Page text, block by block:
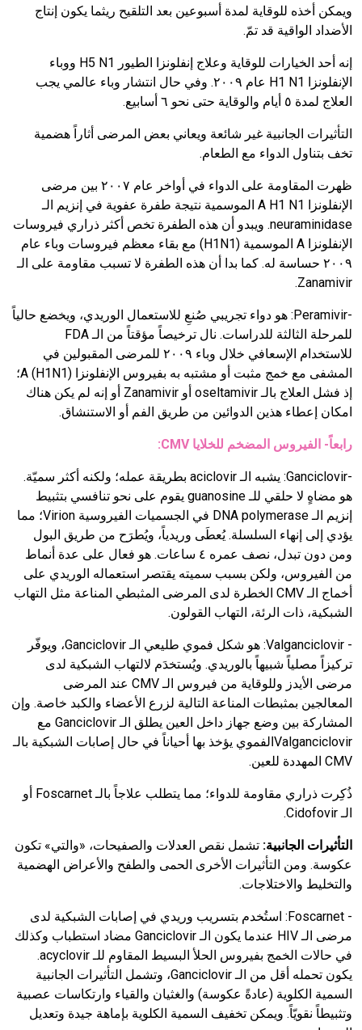
ويمكن أخذه للوقاية لمدة أسبوعين بعد التلقيح ريثما يكون إنتاج
الأضداد الواقية قد تمّ.
إنه أحد الخيارات للوقاية وعلاج إنفلونزا الطيور H5 N1 ووباء
الإنفلونزا H1 N1
عام ٢٠٠٩. وفي حال انتشار وباء عالمي يجب
العلاج لمدة ٥ أيام والوقاية حتى نحو ٦ أسابيع.
التأثيرات الجانبية غير شائعة ويعاني بعض المرضى أثاراً هضمية
تخف بتناول الدواء مع الطعام.
ظهرت المقاومة على الدواء في أواخر عام ٢٠٠٧ بين مرضى
الإنفلونزا A H1 N1 الموسمية نتيجة طفرة عفوية في إنزيم الـ
neuraminidase. ويبدو أن هذه الطفرة تخص أكثر ذراري فيروسات
الإنفلونزا A الموسمية (H1N1)
مع بقاء معظم فيروسات وباء عام
٢٠٠٩ حساسة له. كما بدا أن هذه الطفرة لا تسبب مقاومة على الـ
Zanamivir
.
-
Peramivir
: هو دواء تجريبي صُنعِ للاستعمال الوريدي، ويخضع حالياً
للمرحلة الثالثة للدراسات. نال ترخيصاً مؤقتاً من الـFDA
للاستخدام الإسعافي خلال وباء ٢٠٠٩ للمرضى المقبولين في
المشفى مع خمج مثبت أو مشتبه به بفيروس الإنفلونزا A (H1N1)؛
إذ فشل العلاج بالـoseltamivir أو Zanamivir أو إنه لم يكن هناك
امكان إعطاء هذين الدوائين من طريق الفم أو الاستنشاق.
رابعاً- الفيروس المضخم للخلاياCMV
:
-
Ganciclovir
: يشبه الـaciclovir بطريقة عمله؛ ولكنه أكثر سميّة.
هو مضاهٍ لا حلقي للـguanosine يقوم على نحو تنافسي بتثبيط
إنزيم الـDNA polymerase في الجسميات الفيروسية Virion؛ مما
يؤدي إلى إنهاء السلسلة. يُعطَى وريدياً، ويُطرَح من طريق البول
ومن دون تبدل، نصف عمره ٤ ساعات. هو فعال على عدة أنماط
من الفيروس، ولكن بسبب سميته يقتصر استعماله الوريدي على
أخماج الـCMV الخطرة لدى المرضى المثبطي المناعة مثل التهاب
الشبكية، ذات الرئة، التهاب القولون.
-
Valganciclovir: هو شكل فموي طليعي الـGanciclovir، ويوفّر
تركيزاً مصلياً شبيهاً بالوريدي. ويُستخدَم لالتهاب الشبكية لدى
مرضى الأيدز وللوقاية من فيروس الـCMV عند المرضى
المعالجين بمثبطات المناعة التالية لزرع الأعضاء والكبد خاصة. وإن
المشاركة بين وضع جهاز داخل العين يطلق الـGanciclovir مع
Valganciclovirالفموي يؤخذ بها أحياناً في حال إصابات الشبكية بالـ
CMV المهددة للعين.
ذُكِرت ذراري مقاومة للدواء؛ مما يتطلب علاجاً بالـFoscarnet أو
الـCidofovir
.
التأثيرات الجانبية: تشمل نقص العدلات والصفيحات، «والتي» تكون
عكوسة. ومن التأثيرات الأخرى الحمى والطفح والأعراض الهضمية
والتخليط والاختلاجات.
-
Foscarnet
: استُخدم بتسريب وريدي في إصابات الشبكية لدى
مرضى الـHIV عندما يكون الـGanciclovir مضاد استطباب وكذلك
في حالات الخمج بفيروس الحلأ البسيط المقاوم للـacyclovir
.
يكون تحمله أقل من الـGanciclovir، وتشمل التأثيرات الجانبية
السمية الكلوية (عادةً عكوسة) والغثيان والقياء وارتكاسات عصبية
وتثبيطاً نقويّاً. ويمكن تخفيف السمية الكلوية بإماهة جيدة وتعديل